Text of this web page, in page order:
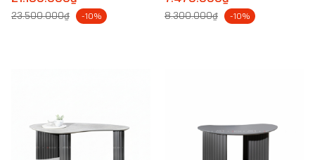
23.500.000₫ -10% 8.300.000₫ -10%